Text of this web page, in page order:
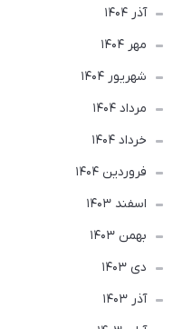
آذر 1404
مهر 1404
شهریور 1404
مرداد 1404
خرداد 1404
فروردین 1404
اسفند 1403
بهمن 1403
دی 1403
آذر 1403